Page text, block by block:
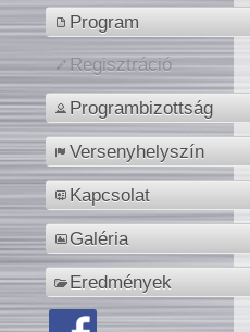
Program
Regisztráció
Programbizottság
Versenyhelyszín
Kapcsolat
Galéria
Eredmények